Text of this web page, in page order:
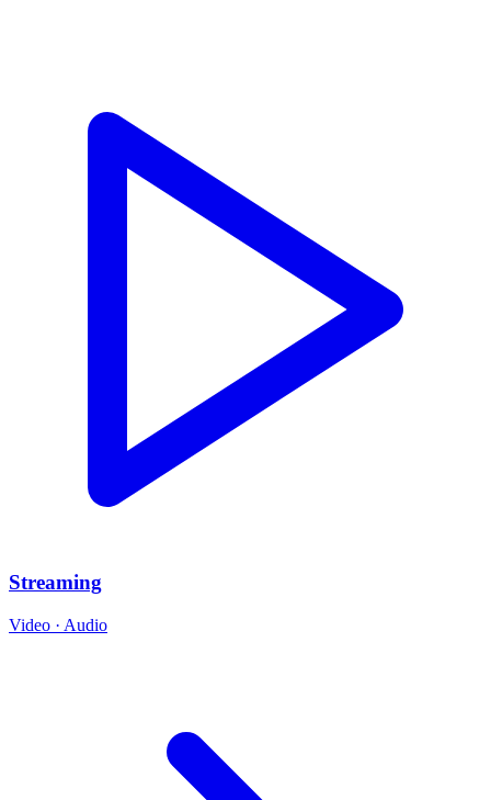
Streaming
Video · Audio